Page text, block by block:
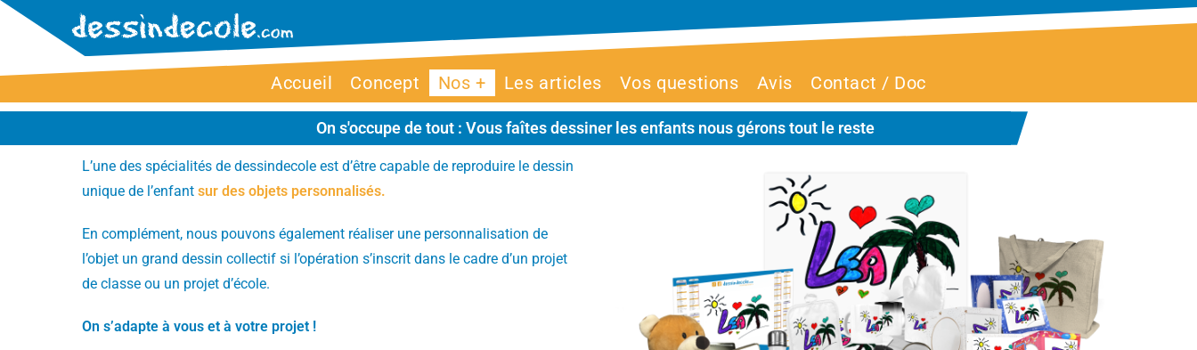
Accueil Concept Nos + Les articles Vos questions Avis Contact / Doc
On s'occupe de tout : Vous faîtes dessiner les enfants nous gérons tout le reste
L’une des spécialités de dessindecole est d’être capable de reproduire le dessin
unique de l’enfant sur des objets personnalisés.
En complément, nous pouvons également réaliser une personnalisation de
l’objet un grand dessin collectif si l’opération s’inscrit dans le cadre d’un projet
de classe ou un projet d’école.
On s’adapte à vous et à votre projet !